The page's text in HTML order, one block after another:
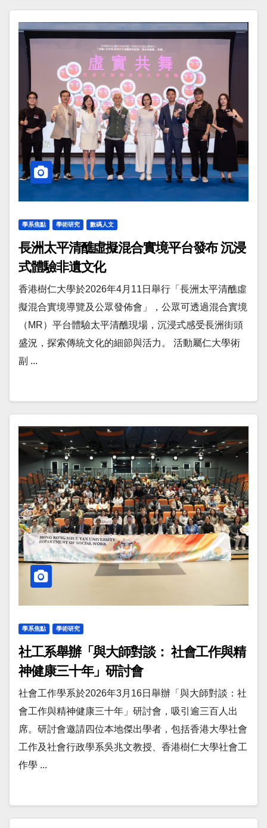
學系焦點 學術研究 數碼人文
長洲太平清醮虛擬混合實境平台發布 沉浸
式體驗非遺文化
香港樹仁大學於2026年4月11日舉行「長洲太平清醮虛
擬混合實境導覽及公眾發佈會」，公眾可透過混合實境
（MR）平台體驗太平清醮現場，沉浸式感受長洲街頭
盛況，探索傳統文化的細節與活力。 活動屬仁大學術
副 ...
學系焦點 學術研究
社工系舉辦「與大師對談： 社會工作與精
神健康三十年」研討會
社會工作學系於2026年3月16日舉辦「與大師對談：社
會工作與精神健康三十年」研討會，吸引逾三百人出
席。研討會邀請四位本地傑出學者，包括香港大學社會
工作及社會行政學系吳兆文教授、香港樹仁大學社會工
作學 ...